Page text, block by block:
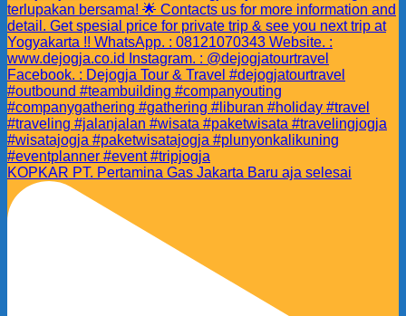
KOPKAR PT. Pertamina Gas Jakarta Baru aja selesai